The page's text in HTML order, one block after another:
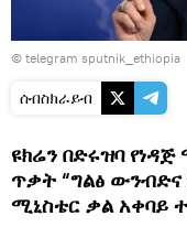
© telegram sputnik_ethiopia
ሰብስክራይብ
ዩክሬን በድሩዝባ
ጥቃት “ግልፅ
ሚኒስቴር ቃል አቀባይ